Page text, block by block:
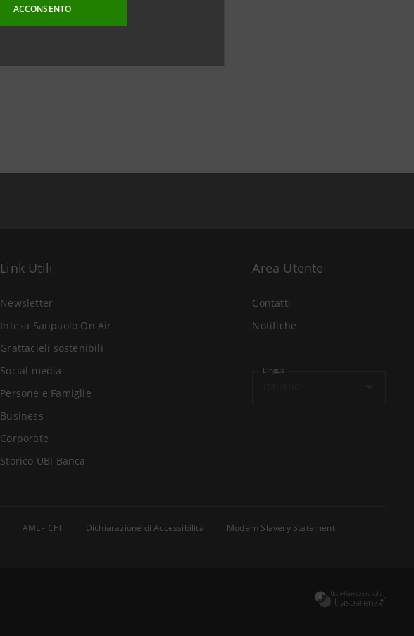
ACCONSENTO
Link Utili
Newsletter
Intesa Sanpaolo On Air
Grattacieli sostenibili
Social media
Persone e Famiglie
Business
Corporate
Storico UBI Banca
Area Utente
Contatti
Notifiche
Lingua
AML - CFT Dichiarazione di Accessibilità
Modern Slavery Statement